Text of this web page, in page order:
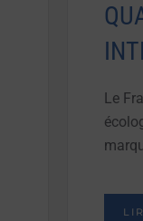
Le